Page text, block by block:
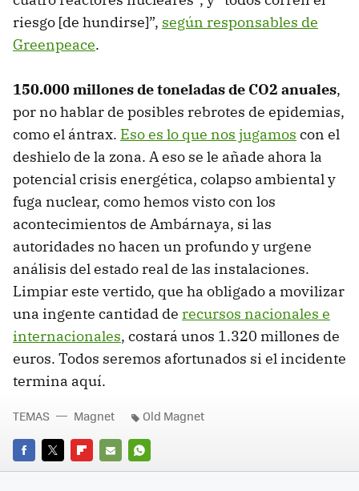
riesgo [de hundirse]”, según responsables de
Greenpeace.
150.000 millones de toneladas de CO2 anuales,
por no hablar de posibles rebrotes de epidemias,
como el ántrax. Eso es lo que nos jugamos con el
deshielo de la zona. A eso se le añade ahora la
potencial crisis energética, colapso ambiental y
fuga nuclear, como hemos visto con los
acontecimientos de Ambárnaya, si las
autoridades no hacen un profundo y urgene
análisis del estado real de las instalaciones.
Limpiar este vertido, que ha obligado a movilizar
una ingente cantidad de recursos nacionales e
internacionales, costará unos 1.320 millones de
euros. Todos seremos afortunados si el incidente
termina aquí.
FACEBOOK
TWITTERFLIPBOARD
E-
WHATSAPP
TEMAS Magnet Old Magnet